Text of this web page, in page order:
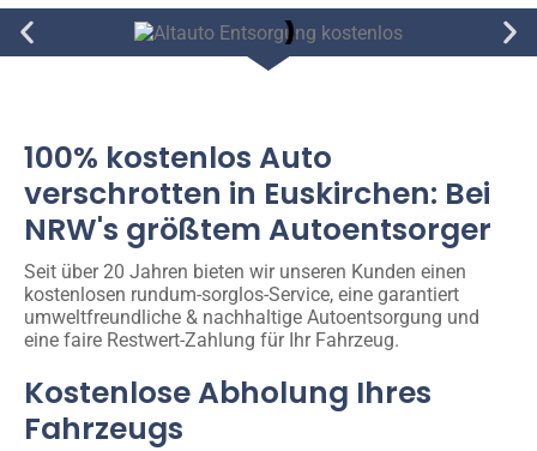
100% kostenlos Auto
verschrotten in Euskirchen: Bei
NRW's größtem Autoentsorger
Seit über 20 Jahren bieten wir unseren Kunden einen
kostenlosen rundum-sorglos-Service, eine garantiert
umweltfreundliche & nachhaltige Autoentsorgung und
eine faire Restwert-Zahlung für Ihr Fahrzeug.
Kostenlose Abholung Ihres
Fahrzeugs